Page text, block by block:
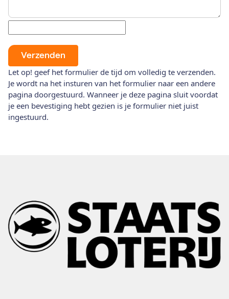
Let op! geef het formulier de tijd om volledig te verzenden.
Je wordt na het insturen van het formulier naar een andere
pagina doorgestuurd. Wanneer je deze pagina sluit voordat
je een bevestiging hebt gezien is je formulier niet juist
ingestuurd.